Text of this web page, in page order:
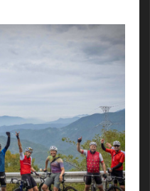
。大会関係者によると参加
加者は約7,000人規模。オ
トップクラスの動員を誇る
である。 このイベントを語
予選を兼ねている点だ。
確にレースとして設計さ
れば世界選手権への出場
イベントの空気感の中に、
流れている（出典：公式サ
会ったのは「京都北部丹後
ム。競技後にお会いした
ら３名が世界選手権への出